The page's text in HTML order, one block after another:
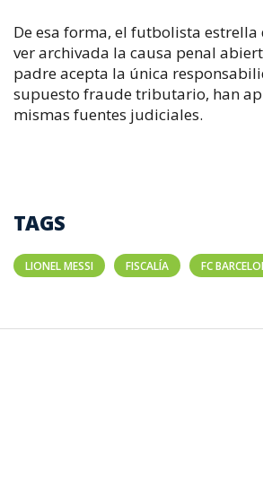
De esa forma, el futbolista
ver archivada la causa penal
padre acepta la única
supuesto fraude tributario, han
mismas fuentes judiciales.
TAGS
LIONEL MESSI FISCALÍA FC